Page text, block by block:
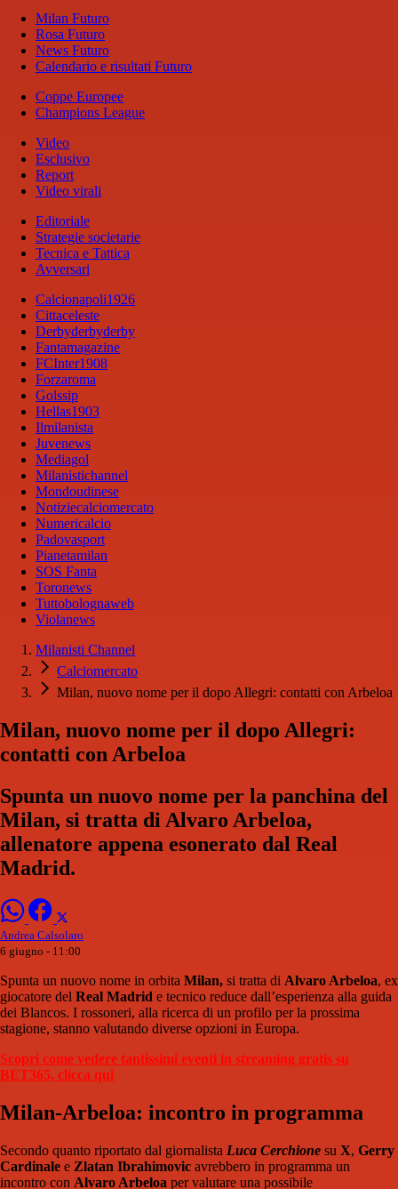
Milan Futuro
Rosa Futuro
News Futuro
Calendario e risultati Futuro
Coppe Europee
Champions League
Video
Esclusivo
Report
Video virali
Editoriale
Strategie societarie
Tecnica e Tattica
Avversari
Calcionapoli1926
Cittaceleste
Derbyderbyderby
Fantamagazine
FCInter1908
Forzaroma
Golssip
Hellas1903
Ilmilanista
Juvenews
Mediagol
Milanistichannel
Mondoudinese
Notiziecalciomercato
Numericalcio
Padovasport
Pianetamilan
SOS Fanta
Toronews
Tuttobolognaweb
Violanews
Milanisti Channel
Calciomercato
Milan, nuovo nome per il dopo Allegri: contatti con Arbeloa
Milan, nuovo nome per il dopo Allegri:
contatti con Arbeloa
Spunta un nuovo nome per la panchina del
Milan, si tratta di Alvaro Arbeloa,
allenatore appena esonerato dal Real
Madrid.
Andrea Calsolaro
6 giugno - 11:00
Spunta un nuovo nome in orbita Milan, si tratta di Alvaro Arbeloa, ex
giocatore del Real Madrid e tecnico reduce dall’esperienza alla guida
dei Blancos. I rossoneri, alla ricerca di un profilo per la prossima
stagione, stanno valutando diverse opzioni in Europa.
Scopri come vedere tantissimi eventi in streaming gratis su
BET365, clicca qui
Milan-Arbeloa: incontro in programma
Secondo quanto riportato dal giornalista Luca Cerchione su X, Gerry
Cardinale e Zlatan Ibrahimovic avrebbero in programma un
incontro con Alvaro Arbeloa per valutare una possibile